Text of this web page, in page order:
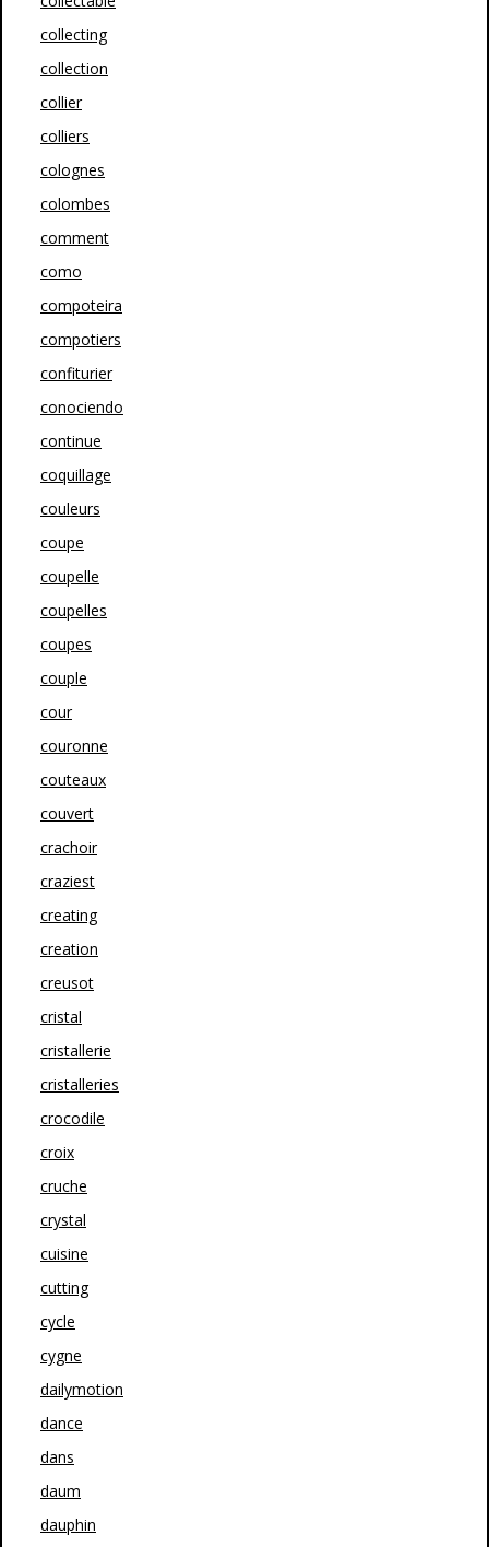
collecting
collection
collier
colliers
colognes
colombes
comment
como
compoteira
compotiers
confiturier
conociendo
continue
coquillage
couleurs
coupe
coupelle
coupelles
coupes
couple
cour
couronne
couteaux
couvert
crachoir
craziest
creating
creation
creusot
cristal
cristallerie
cristalleries
crocodile
croix
cruche
crystal
cuisine
cutting
cycle
cygne
dailymotion
dance
dans
daum
dauphin